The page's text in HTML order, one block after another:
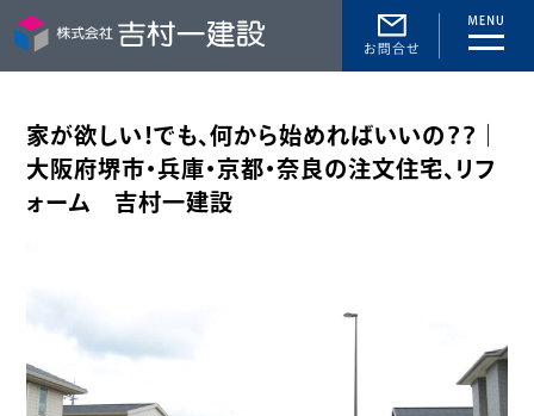
toggle
家が欲しい！でも、何から始めればいいの？？｜
大阪府堺市・兵庫・京都・奈良の注文住宅、リフ
ォーム 吉村一建設